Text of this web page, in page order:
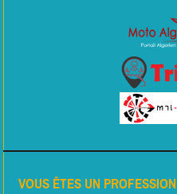
VOUS ÊTES UN